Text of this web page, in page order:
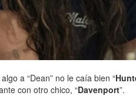
a “Dean” no le caía bien “
con otro chico, “Davenport”.